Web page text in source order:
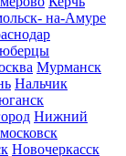
на-Амуре
Мурманск
Нальчик
Нижний
Новочеркасск